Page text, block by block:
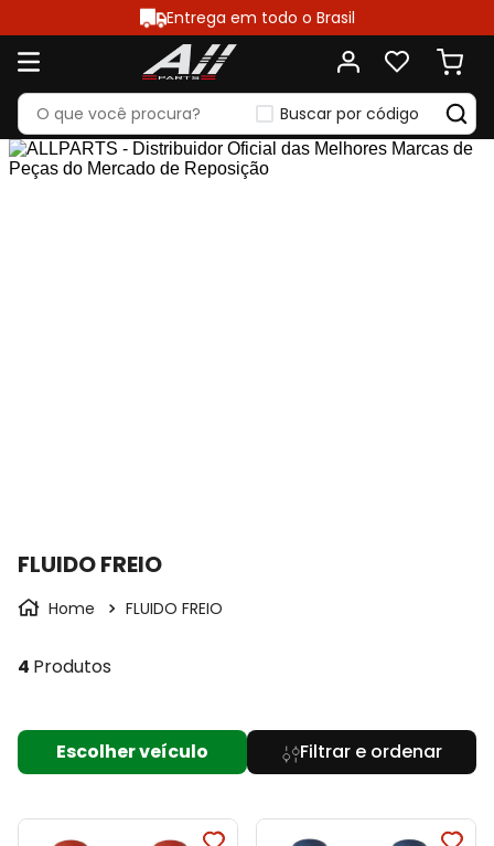
Entrega em todo o Brasil
Buscar por código
FLUIDO FREIO
FLUIDO FREIO
4 Produtos
Escolher veículo